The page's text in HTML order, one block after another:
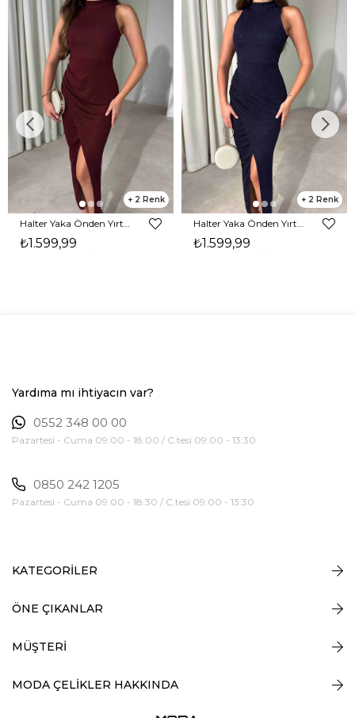
2
₺1.599,99
2
₺1.599,99
Yardıma mı ihtiyacın var?
0552 348 00 00
Pazartesi - Cuma 09:00 - 18:00 / C.tesi 09:00 - 13:30
0850 242 1205
Pazartesi - Cuma 09:00 - 18:30 / C.tesi 09:00 - 13:30
KATEGORİLER
ÖNE ÇIKANLAR
MÜŞTERİ
MODA ÇELİKLER HAKKINDA